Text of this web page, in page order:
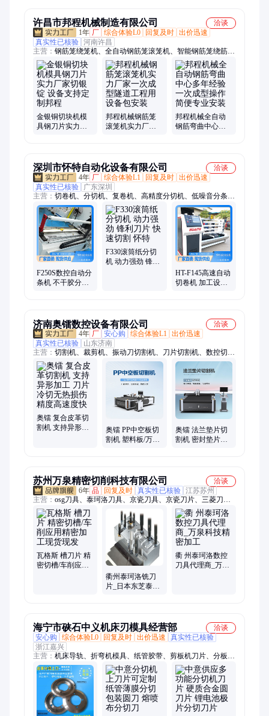
许昌市邦程机械制造有限公司
洽谈
1年 厂 综合体验L0 回复及时 出价迅速
真实性已核验 河南许昌
主营： 钢筋笼绕笼机、全自动钢筋笼滚笼机、智能钢筋笼绕筋
机、钢筋弯曲机、全自动钢筋弯曲中心
金银铜切块机模
具钢刀片实力厂
邦程机械钢筋笼
滚笼机实力厂家
邦程机械全自动
钢筋弯曲中心多
深圳市怀特自动化设备有限公司
洽谈
4年 厂 综合体验L1 回复及时 出价迅速
真实性已核验
广东深圳
主营： 切卷机、分切机、复卷机、高精度分切机、低噪音分条
机、切纸卷机、胶带分条机、封口生产线、分条机、橡胶自动分
条机、高速分切设备、双轴分切机、高速复卷机、单轴复卷机、
F250S分切机、F6分切机、10轴切卷机、高速翻转4轴切卷机、4
轴切卷机、超大型通用切卷机、通用切卷机、中型单轴切卷机、
单轴切卷机、高速4轴切卷机、胶带切卷机、pvc4轴切卷机
F250S数控自动分
条机 不干胶分切
F330滚筒纸分切
机 动力强劲 锋利
HT-F145高速自动
切卷机 加工设备
济南奥镭数控设备有限公司
洽谈
4年 厂 安心购 综合体验L1 出价迅速
真实性已核验
山东济南
主营： 切割机、裁剪机、振动刀切割机、刀片切割机、数控切割
机、非金属切割机
奥镭 复合皮革切
割机 支持异形加
奥镭 PP中空板切
割机 塑料板/万通
奥镭 法兰垫片切
割机 密封垫片裁
苏州万泉精密切削科技有限公司
洽谈
6年 品 回复及时 真实性已核验 江苏苏州
主营： osg刀具、泰珂洛刀具、京瓷刀具、京瓷刀片、三菱刀
片、OSG铣刀
瓦格斯 槽刀片 精
密切槽/车削应用
衢州泰珂洛铣刀
片_日本东芝泰珂
衢 州泰珂洛数控
刀具代理商_万泉
海宁市硖石中义机床刃模具经营部
洽谈
安心购
综合体验L0 回复及时 出价迅速
真实性已核验
浙江嘉兴
主营： 机床导轨、折弯机模具、纸管胶带、剪板机刀片、分板机
刀片、纵剪机刀片、分切机刀片、圆刀片、切纸刀片、旋切刀
片、切纸机刀片、横切机刀片、切布机刀片、剖幅机刀片、制袋
机刀片、纸箱机械刀片、气压分切、气动刀架、轴承分切、切药
机刀、油墨刮刀、皮革修边刀、分切小圆刀、中底刀